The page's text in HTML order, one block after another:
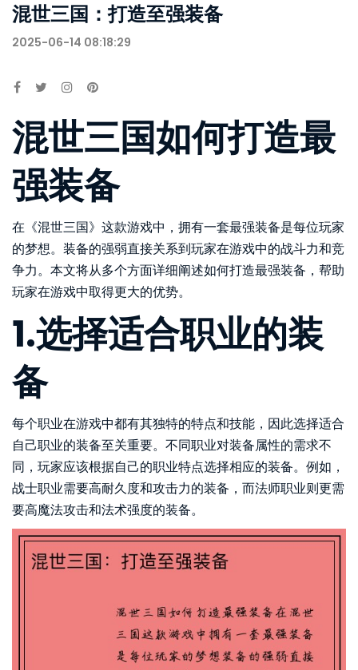
混世三国：打造至强装备
2025-06-14 08:18:29
混世三国如何打造最
强装备
在《混世三国》这款游戏中，拥有一套最强装备是每位玩家
的梦想。装备的强弱直接关系到玩家在游戏中的战斗力和竞
争力。本文将从多个方面详细阐述如何打造最强装备，帮助
玩家在游戏中取得更大的优势。
1.选择适合职业的装
备
每个职业在游戏中都有其独特的特点和技能，因此选择适合
自己职业的装备至关重要。不同职业对装备属性的需求不
同，玩家应该根据自己的职业特点选择相应的装备。例如，
战士职业需要高耐久度和攻击力的装备，而法师职业则更需
要高魔法攻击和法术强度的装备。